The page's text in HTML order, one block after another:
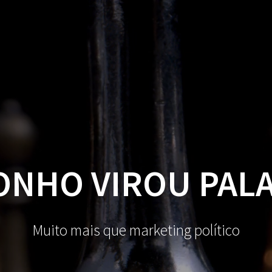
VIROU
Muito mais que marketing político